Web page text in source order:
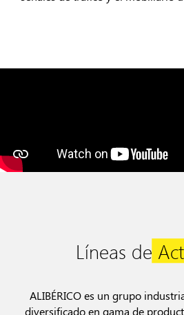
Líneas de
ALIBÉRICO es un grupo
diversificado en gama de